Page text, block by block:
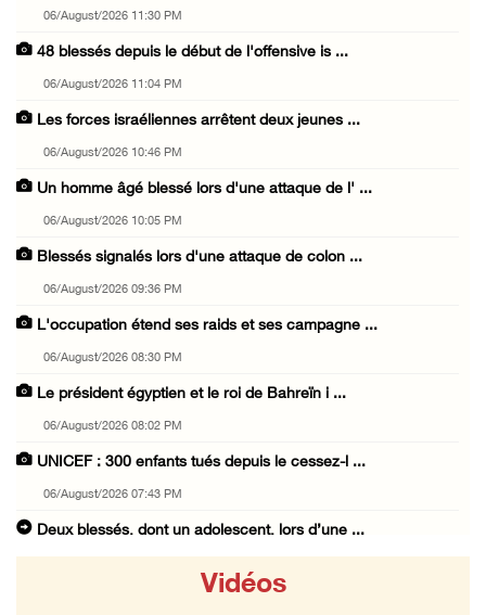
06/August/2026 11:30 PM
48 blessés depuis le début de l'offensive is ...
06/August/2026 11:04 PM
Les forces israéliennes arrêtent deux jeunes ...
06/August/2026 10:46 PM
Un homme âgé blessé lors d'une attaque de l' ...
06/August/2026 10:05 PM
Blessés signalés lors d'une attaque de colon ...
06/August/2026 09:36 PM
L'occupation étend ses raids et ses campagne ...
06/August/2026 08:30 PM
Le président égyptien et le roi de Bahreïn i ...
06/August/2026 08:02 PM
UNICEF : 300 enfants tués depuis le cessez-l ...
06/August/2026 07:43 PM
Deux blessés, dont un adolescent, lors d’une ...
Vidéos